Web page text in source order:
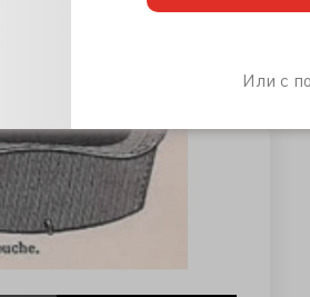
Или с